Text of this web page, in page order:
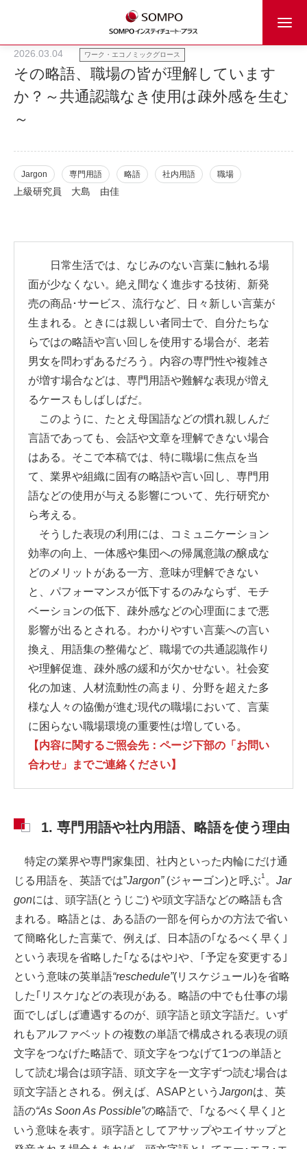
2026.03.04 ワーク・エコノミックグロース
その略語、職場の皆が理解しています
か？～共通認識なき使用は疎外感を生む
～
Jargon 専門用語 略語 社内用語 職場
上級研究員 大島 由佳
日常生活では、なじみのない言葉に触れる場
面が少なくない。絶え間なく進歩する技術、新発
売の商品･サービス、流行など、日々新しい言葉が
生まれる。ときには親しい者同士で、自分たちな
らではの略語や言い回しを使用する場合が、老若
男女を問わずあるだろう。内容の専門性や複雑さ
が増す場合などは、専門用語や難解な表現が増え
るケースもしばしばだ。
このように、たとえ母国語などの慣れ親しんだ
言語であっても、会話や文章を理解できない場合
はある。そこで本稿では、特に職場に焦点を当
て、業界や組織に固有の略語や言い回し、専門用
語などの使用が与える影響について、先行研究か
ら考える。
そうした表現の利用には、コミュニケーション
効率の向上、一体感や集団への帰属意識の醸成な
どのメリットがある一方、意味が理解できない
と、パフォーマンスが低下するのみならず、モチ
ベーションの低下、疎外感などの心理面にまで悪
影響が出るとされる。わかりやすい言葉への言い
換え、用語集の整備など、職場での共通認識作り
や理解促進、疎外感の緩和が欠かせない。社会変
化の加速、人材流動性の高まり、分野を超えた多
様な人々の協働が進む現代の職場において、言葉
に困らない職場環境の重要性は増している。
【内容に関するご照会先：ページ下部の「お問い
合わせ」までご連絡ください】
1. 専門用語や社内用語、略語を使う理由
特定の業界や専門家集団、社内といった内輪にだけ通
じる用語を、英語では”Jargon”(ジャーゴン)と呼ぶ1 。 Jar
gonには、頭字語(とうじご) や頭文字語などの略語も含
まれる。略語とは、ある語の一部を何らかの方法で省い
て簡略化した言葉で、例えば、日本語の｢なるべく早く｣
という表現を省略した｢なるはや｣や、｢予定を変更する｣
という意味の英単語“reschedule”(リスケジュール)を省略
した｢リスケ｣などの表現がある。略語の中でも仕事の場
面でしばしば遭遇するのが、頭字語と頭文字語だ。いず
れもアルファベットの複数の単語で構成される表現の頭
文字をつなげた略語で、頭文字をつなげて1つの単語と
して読む場合は頭字語、頭文字を一文字ずつ読む場合は
頭文字語とされる。例えば、ASAPという Jargonは、英
語の“As Soon As Possible”の略語で、｢なるべく早く｣と
いう意味を表す。頭字語としてアサップやエイサップと